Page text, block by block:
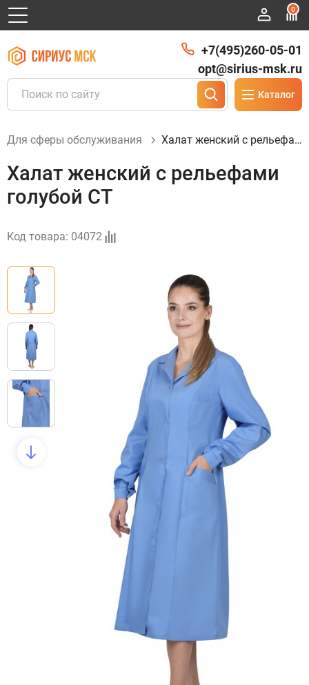
0
Каталог
+7(495)260-05-01
opt@sirius-msk.ru
Для сферы обслуживания Халат женский с рельефами голубой СТ
Халат женский с рельефами
голубой СТ
Код товара: 04072